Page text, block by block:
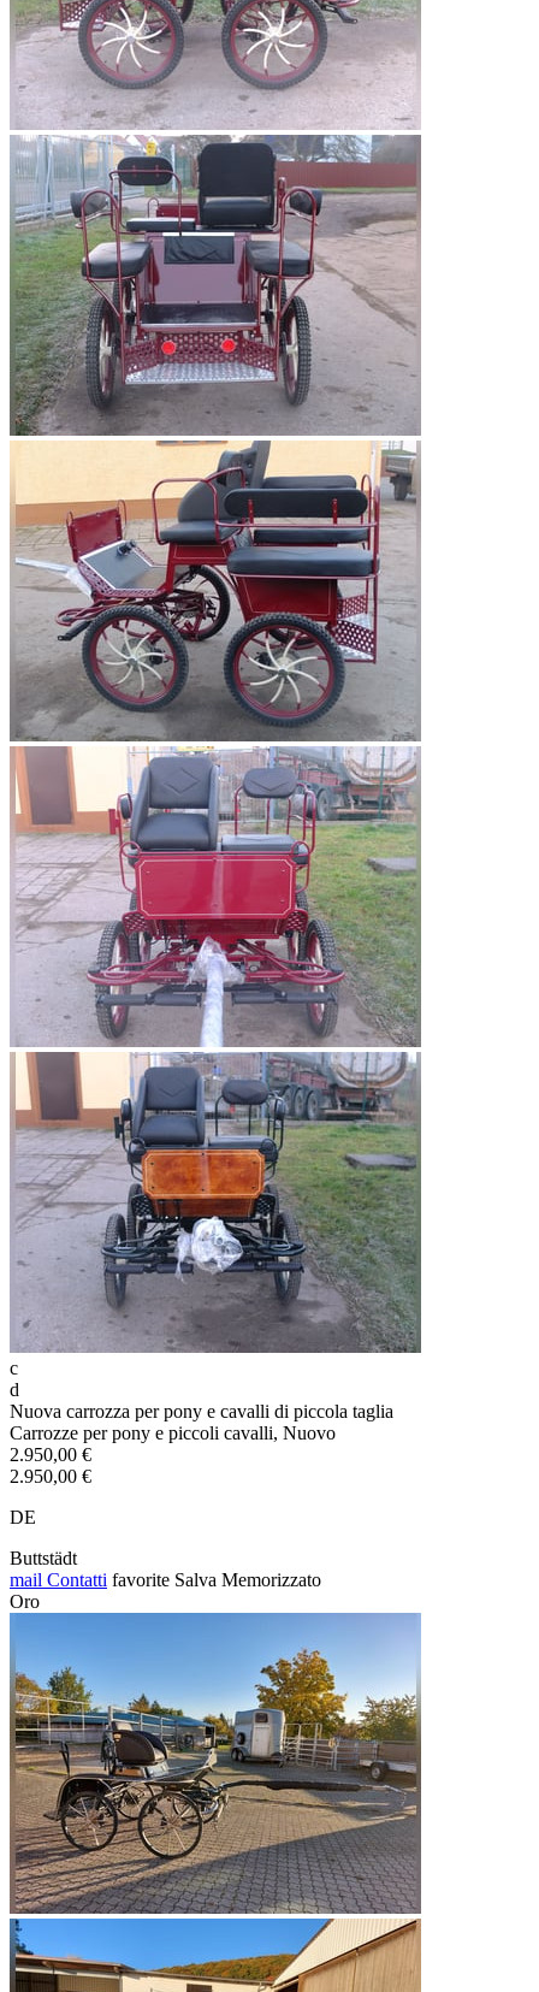
c
d
Nuova carrozza per pony e cavalli di piccola taglia
Carrozze per pony e piccoli cavalli, Nuovo
2.950,00 €
2.950,00 €
DE
Buttstädt
mail Contatti favorite Salva Memorizzato
Oro